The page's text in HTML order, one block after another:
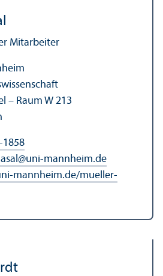
Mitarbeiter
– Raum W 213
1858
@uni-mannheim.de
mannheim.de/mueller-